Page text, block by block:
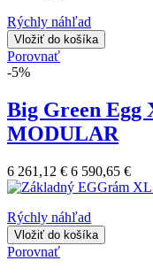
Rýchly náhľad
Vložiť do košíka
Porovnať
-5%
Big Green Egg
MODULAR
6 261,12 € 6 590,65 €
Rýchly náhľad
Vložiť do košíka
Porovnať